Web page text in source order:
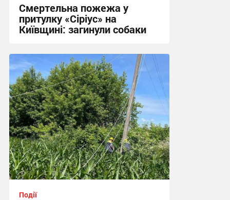
Смертельна пожежа у
притулку «Сіріус» на
Київщині: загинули собаки
18:02 вчора
Події